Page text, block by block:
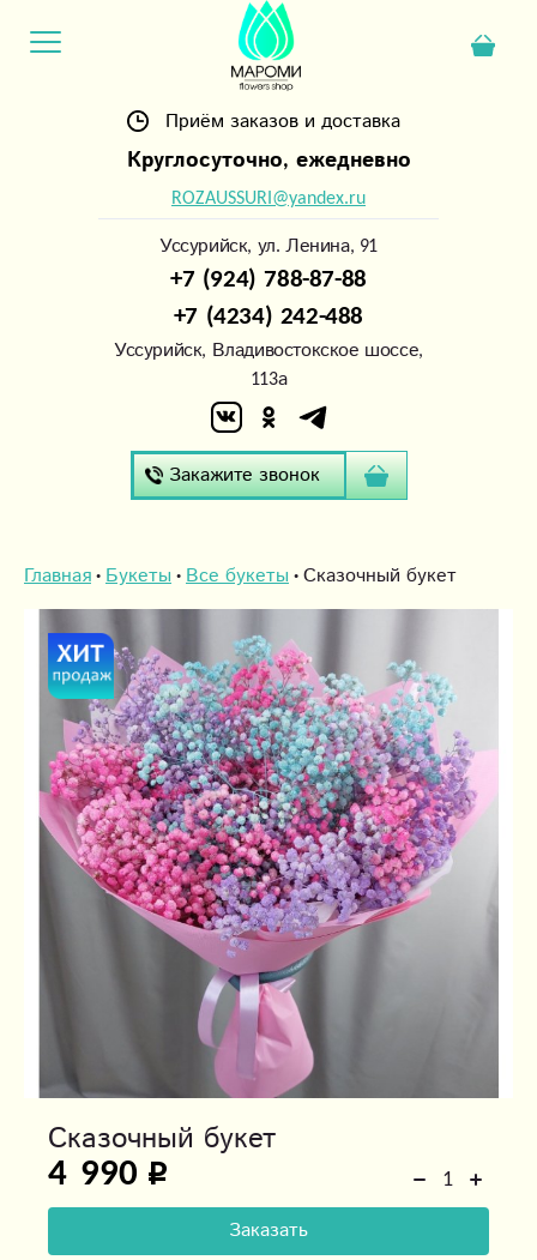
Приём заказов и доставка
Круглосуточно, ежедневно
ROZAUSSURI@yandex.ru
Уссурийск, ул. Ленина, 91
+7 (924) 788-87-88
+7 (4234) 242-488
Уссурийск, Владивостокское шоссе,
113а
Закажите звонок
Главная Букеты Все букеты Сказочный букет
Сказочный букет
4 990
Заказать